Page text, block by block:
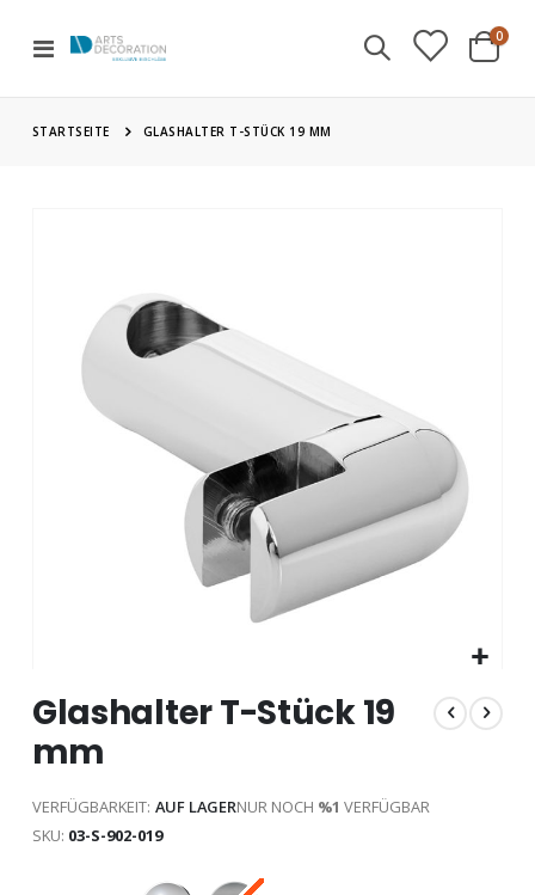
Navigation
Cart
0
STARTSEITE GLASHALTER T-STÜCK 19 MM
springen
Anfang
der
Bildgalerie
Glashalter T-Stück 19
mm
VERFÜGBARKEIT: AUF LAGERNUR NOCH %1 VERFÜGBAR
SKU 03-S-902-019